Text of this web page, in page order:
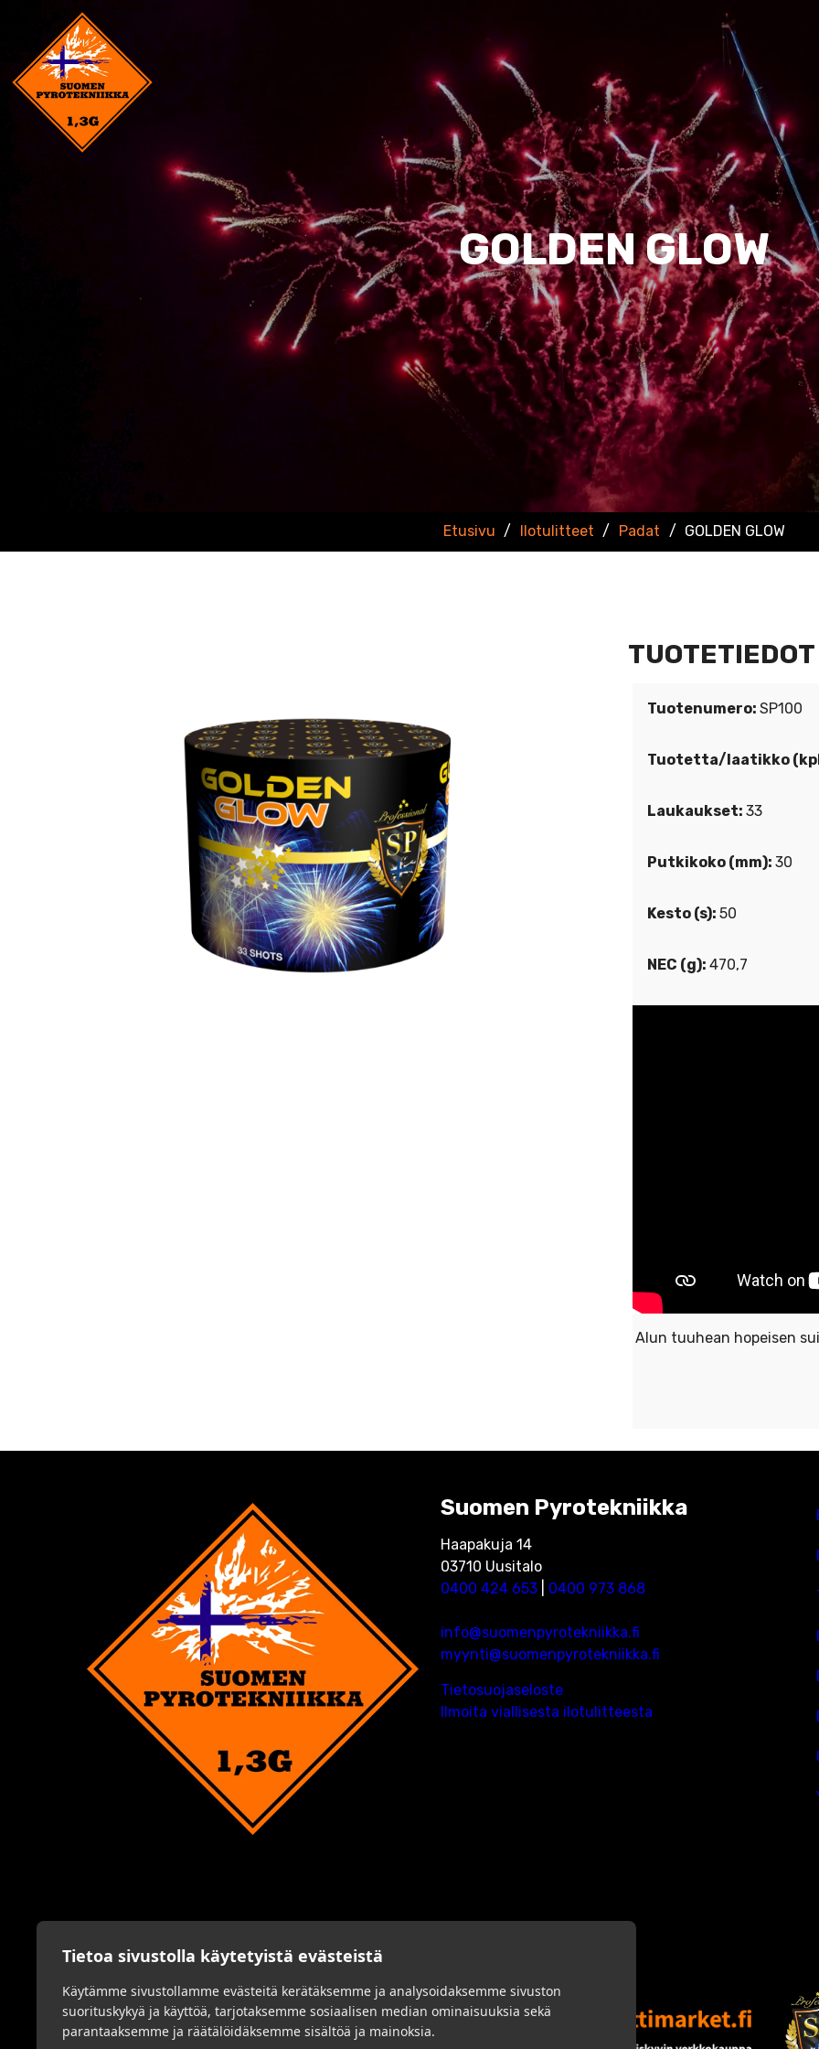
GOLDEN GLOW
Etusivu / Ilotulitteet / Padat / GOLDEN GLOW
TUOTETIEDOT
Tuotenumero: SP100
Tuotetta/laatikko
Laukaukset: 33
Putkikoko (mm): 30
Kesto (s): 50
NEC (g): 470,7
Alun tuuhean hopeisen
Suomen Pyrotekniikka
Haapakuja 14
03710 Uusitalo
0400 424 653
0400 973 868
info@suomenpyrotekniikka.fi
myynti@suomenpyrotekniikka.fi
Tietosuojaseloste
Ilmoita viallisesta ilotulitteesta
Tietoa sivustolla käytetyistä evästeistä
Käytämme sivustollamme evästeitä kerätäksemme ja analysoidaksemme sivuston
suorituskykyä ja käyttöä, tarjotaksemme sosiaalisen median ominaisuuksia sekä
parantaaksemme ja räätälöidäksemme sisältöä ja mainoksia.